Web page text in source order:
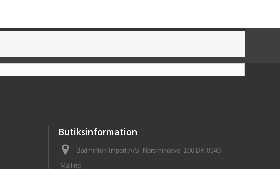
Butiksinformation
Badminton Import A/S, Norsmindevej 106 DK-8340
Malling